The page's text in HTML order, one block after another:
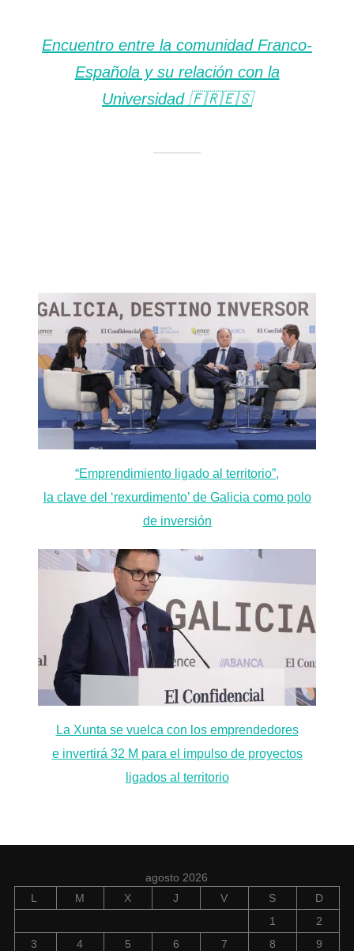
Encuentro entre la comunidad Franco-
Española y su relación con la
Universidad 🇫🇷🇪🇸
“Emprendimiento ligado al territorio”,
la clave del ‘rexurdimento’ de Galicia como polo
de inversión
La Xunta se vuelca con los emprendedores
e invertirá 32 M para el impulso de proyectos
ligados al territorio
agosto 2026
L
M X J V S
D
1
2
3
4 5 6 7 8
9